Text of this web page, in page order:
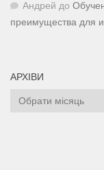
Андрей до
преимущества для
АРХІВИ
Архіви